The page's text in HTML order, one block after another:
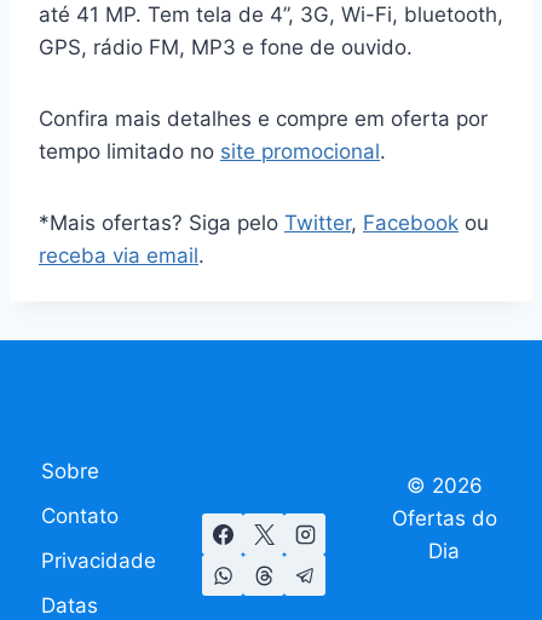
até 41 MP. Tem tela de 4”, 3G, Wi-Fi, bluetooth,
GPS, rádio FM, MP3 e fone de ouvido.
Confira mais detalhes e compre em oferta por
tempo limitado no site promocional.
*Mais ofertas? Siga pelo Twitter, Facebook ou
receba via email.
Sobre
Contato
Privacidade
Datas
© 2026
Ofertas do
Dia